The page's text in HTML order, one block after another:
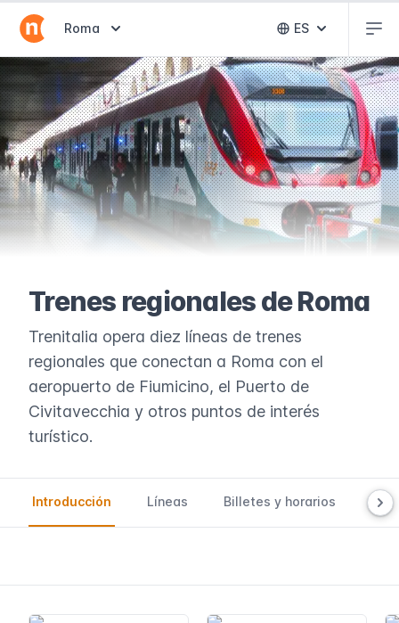
Abrir selector de destinos
Roma Abrir selector
ES
Trenes regionales de Roma
Trenitalia opera diez líneas de trenes
regionales que conectan a Roma con el
aeropuerto de Fiumicino, el Puerto de
Civitavecchia y otros puntos de interés
turístico.
Introducción Líneas Billetes y horarios